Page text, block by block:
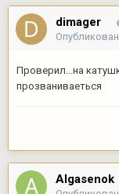
dimager
Проверил...на
прозваниваеться
Algasenok